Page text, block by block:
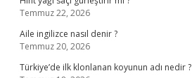
Temmuz 22, 2026
Aile ingilizce nasıl denir ?
Temmuz 20, 2026
Türkiye’de ilk klonlanan koyunun adı nedir ?